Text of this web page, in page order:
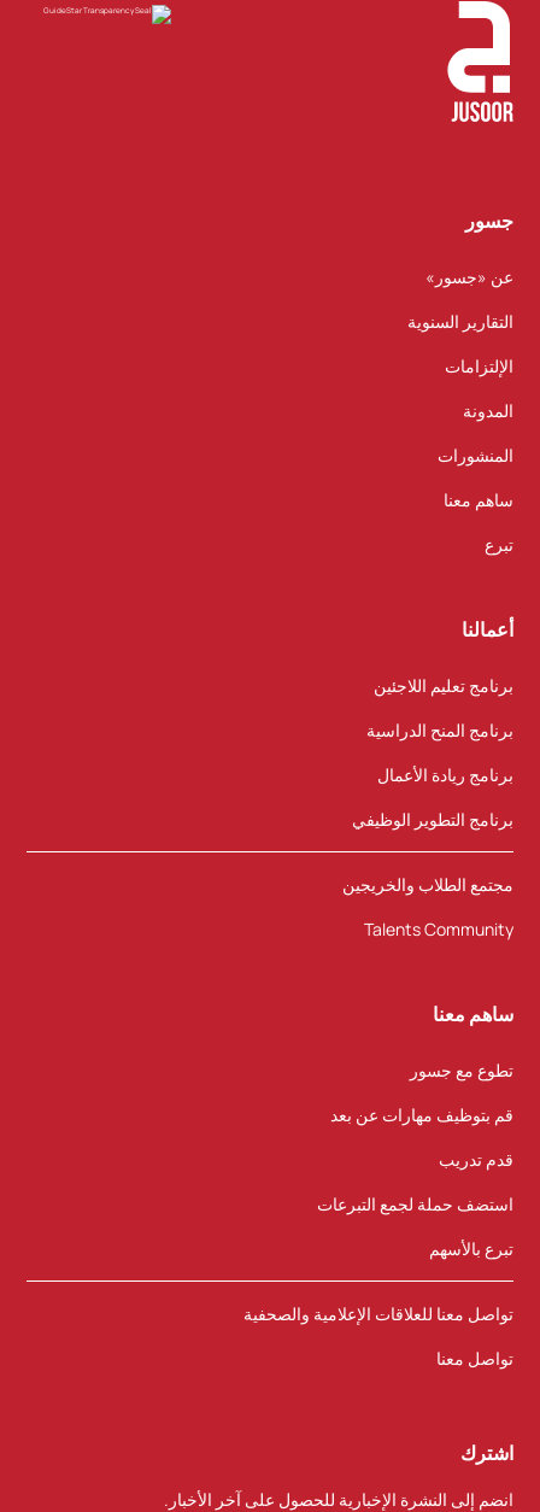
جسور
عن «جسور»
التقارير السنوية
الإلتزامات
المدونة
المنشورات
ساهم معنا
تبرع
أعمالنا
برنامج تعليم اللاجئين
برنامج المنح الدراسية
برنامج ريادة الأعمال
برنامج التطوير الوظيفي
مجتمع الطلاب والخريجين
Talents Community
ساهم معنا
تطوع مع جسور
قم بتوظيف مهارات عن بعد
قدم تدريب
استضف حملة لجمع التبرعات
تبرع بالأسهم
تواصل معنا للعلاقات الإعلامية والصحفية
تواصل معنا
اشترك
انضم إلى النشرة الإخبارية للحصول على آخر الأخبار.